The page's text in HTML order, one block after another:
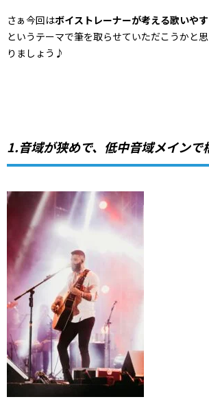
さぁ今回はボイストレーナーが考える歌いや
というテーマで筆を取らせていただこうかと
りましょう♪
1.音域が狭めで、低中音域メインで